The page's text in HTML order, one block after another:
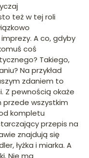
też w tej roli
A co, gdyby
coś
Takiego,
Na przykład
zdaniem to
Z pewnością okaże
przede wszystkim
kompletu
przepis na
znajdują się
łyżka i miarka. A
Nie ma